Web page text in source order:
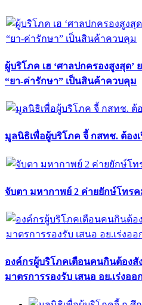
ผู้บริโภค เฮ ‘ศาลปกครองสูงสุด
“ยา-ค่ารักษา” เป็นสินค้าควบคุม
มูลนิธิเพื่อผู้บริโภค จี้ กสทช. ต้อง
จับตา มหากาพย์ 2 ค่ายยักษ์โทร
องค์กรผู้บริโภคเตือนคนกินต้องสั
มาตรการรองรับ เสนอ อย.เร่ง